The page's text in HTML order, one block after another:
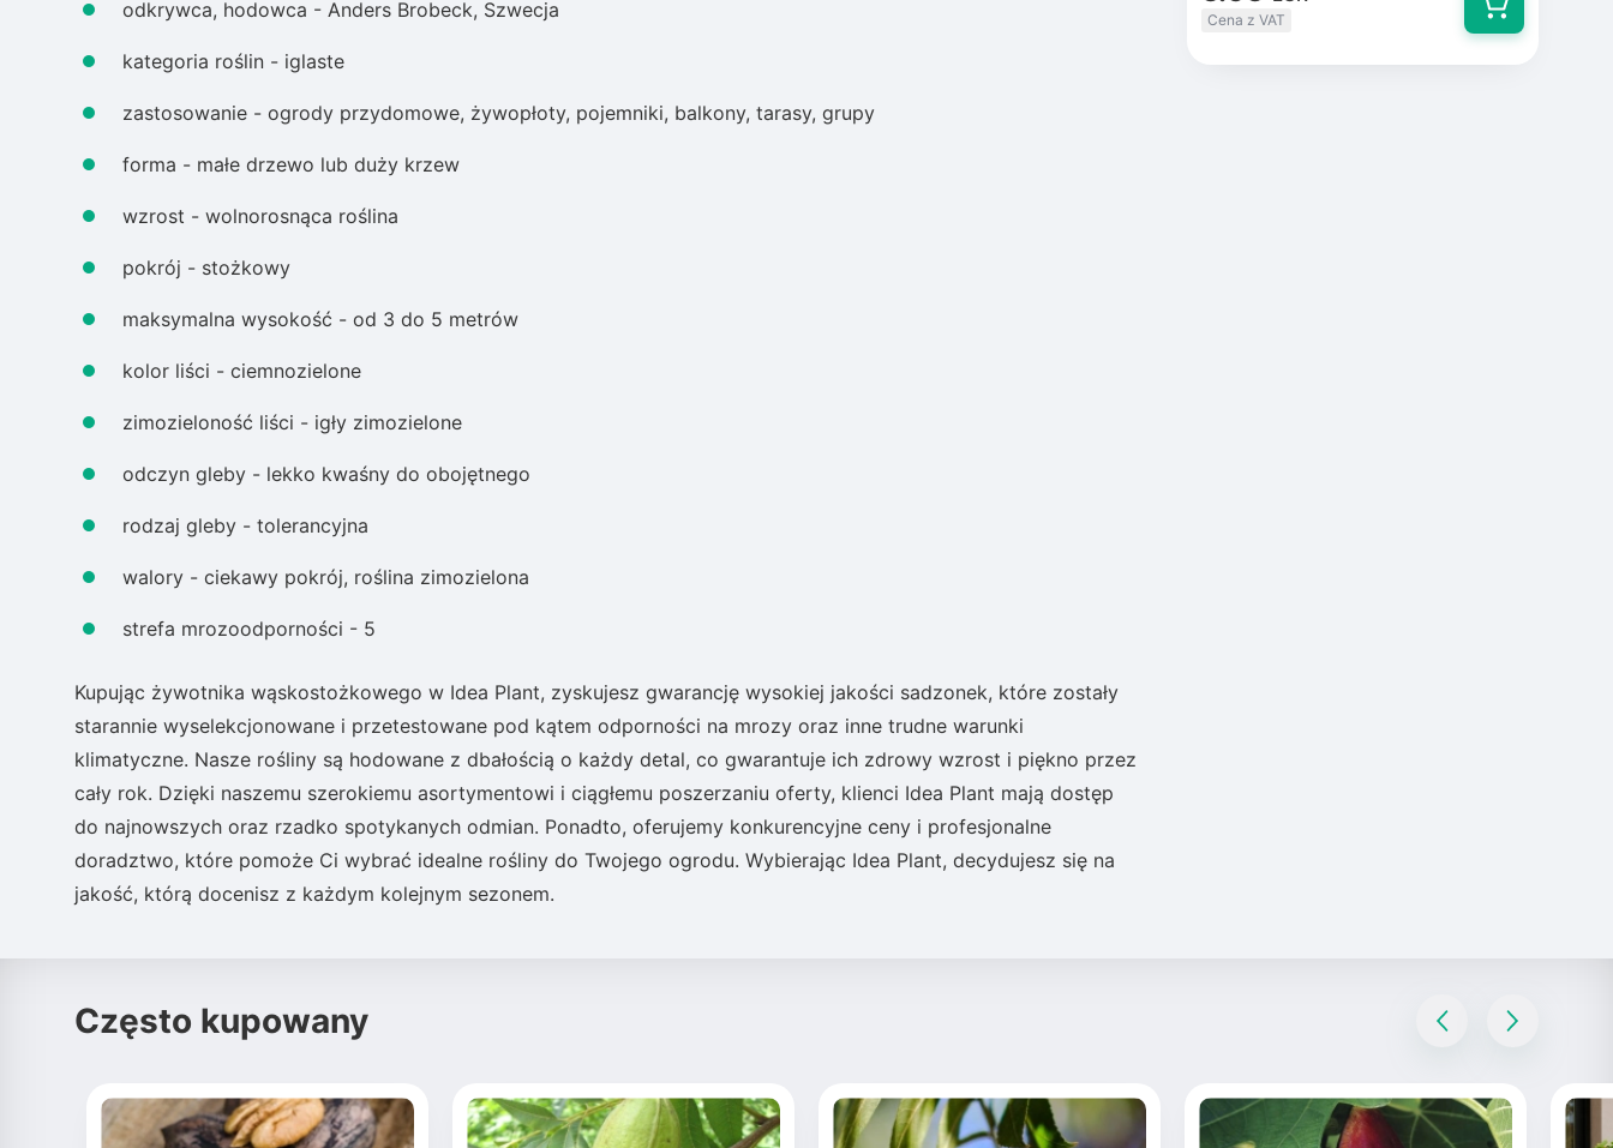
odkrywca, hodowca - Anders Brobeck, Szwecja
kategoria roślin - iglaste
zastosowanie - ogrody przydomowe, żywopłoty, pojemniki, balkony, tarasy, grupy
forma - małe drzewo lub duży krzew
wzrost - wolnorosnąca roślina
pokrój - stożkowy
maksymalna wysokość - od 3 do 5 metrów
kolor liści - ciemnozielone
zimozieloność liści - igły zimozielone
odczyn gleby - lekko kwaśny do obojętnego
rodzaj gleby - tolerancyjna
walory - ciekawy pokrój, roślina zimozielona
strefa mrozoodporności - 5
Kupując żywotnika wąskostożkowego w Idea Plant, zyskujesz gwarancję wysokiej jakości sadzonek, które zostały
starannie wyselekcjonowane i przetestowane pod kątem odporności na mrozy oraz inne trudne warunki
klimatyczne. Nasze rośliny są hodowane z dbałością o każdy detal, co gwarantuje ich zdrowy wzrost i piękno przez
cały rok. Dzięki naszemu szerokiemu asortymentowi i ciągłemu poszerzaniu oferty, klienci Idea Plant mają dostęp
do najnowszych oraz rzadko spotykanych odmian. Ponadto, oferujemy konkurencyjne ceny i profesjonalne
doradztwo, które pomoże Ci wybrać idealne rośliny do Twojego ogrodu. Wybierając Idea Plant, decydujesz się na
jakość, którą docenisz z każdym kolejnym sezonem.
Cena z VAT
Często kupowany